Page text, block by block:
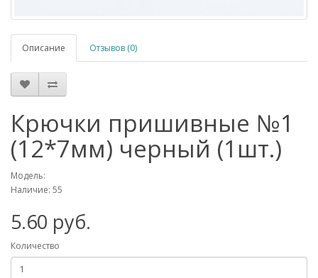
Описание Отзывов (0)
Крючки пришивные №1
(12*7мм) черный (1шт.)
Модель:
Наличие: 55
5.60 руб.
Количество